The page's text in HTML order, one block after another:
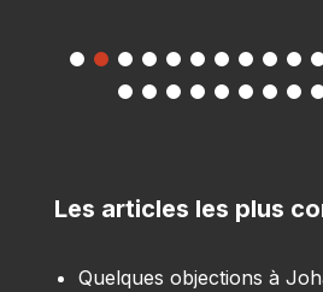
Les articles les plus
Quelques objections à